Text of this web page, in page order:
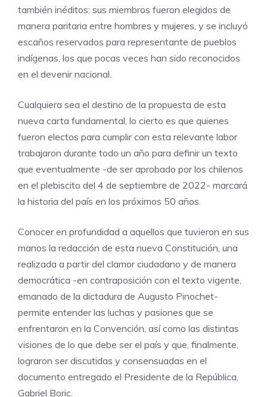
también inéditos: sus miembros fueron elegidos de
manera paritaria entre hombres y mujeres, y se incluyó
escaños reservados para representante de pueblos
indígenas, los que pocas veces han sido reconocidos
en el devenir nacional.
Cualquiera sea el destino de la propuesta de esta
nueva carta fundamental, lo cierto es que quienes
fueron electos para cumplir con esta relevante labor
trabajaron durante todo un año para definir un texto
que eventualmente -de ser aprobado por los chilenos
en el plebiscito del 4 de septiembre de 2022- marcará
la historia del país en los próximos 50 años.
Conocer en profundidad a aquellos que tuvieron en sus
manos la redacción de esta nueva Constitución, una
realizada a partir del clamor ciudadano y de manera
democrática -en contraposición con el texto vigente,
emanado de la dictadura de Augusto Pinochet-
permite entender las luchas y pasiones que se
enfrentaron en la Convención, así como las distintas
visiones de lo que debe ser el país y que, finalmente,
lograron ser discutidas y consensuadas en el
documento entregado el Presidente de la República,
Gabriel Boric.